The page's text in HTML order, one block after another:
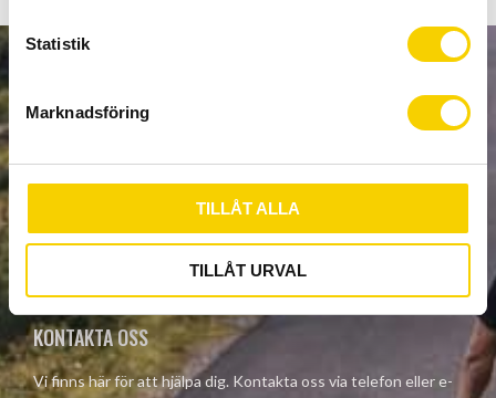
s
v
a
l
Statistik
Marknadsföring
TILLÅT ALLA
TILLÅT URVAL
PRENUMERERA
Dina personuppgifter behandlas i enlighet med vår
integritetspolicy.
KONTAKTA OSS
Vi finns här för att hjälpa dig. Kontakta oss via telefon eller e-